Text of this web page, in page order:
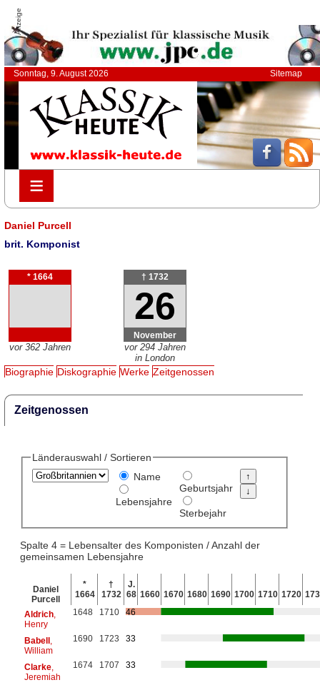
Anzeige
Sonntag, 9. August 2026 Sitemap
≡
≡
Daniel Purcell
brit. Komponist
* 1664
vor 362 Jahren
† 1732
26
November
vor 294 Jahren
in London
Biographie Diskographie Werke Zeitgenossen
Zeitgenossen
Länderauswahl / Sortieren
Name
Lebensjahre
Geburtsjahr
Sterbejahr
Spalte 4 = Lebensalter des Komponisten / Anzahl der
gemeinsamen Lebensjahre
Daniel
Purcell
*
1664
†
1732
J.
68 1660 1670 1680 1690 1700 1710 1720
Aldrich,
Henry
1648 1710 46
Babell,
William
1690 1723 33
Clarke,
Jeremiah
1674 1707 33